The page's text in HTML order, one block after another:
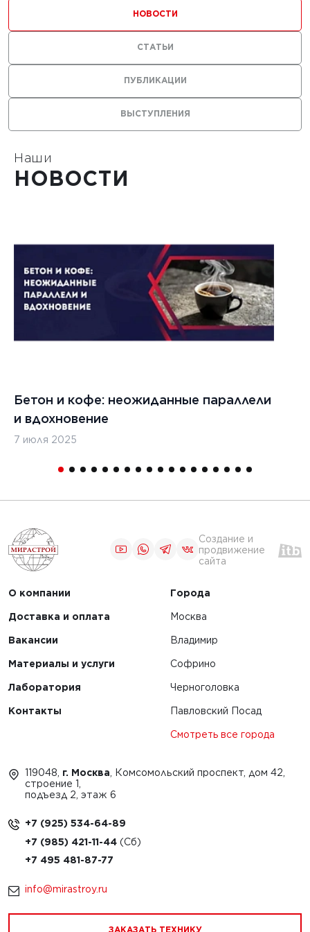
с
ВЫСТУПЛЕНИЯ
ПУБЛИКАЦИИ
НОВОСТИ
СТАТЬИ
Наши
НОВОСТИ
Бетон и кофе: неожиданные параллели
и вдохновение
7 июля 2025
Создание и
продвижение
сайта
О компании
Доставка и оплата
Вакансии
Материалы и услуги
Лаборатория
Контакты
Города
Москва
Владимир
Софрино
Черноголовка
Павловский Посад
Смотреть все города
119048, г. Москва , Комсомольский проспект, дом 42,
строение 1,
подъезд 2, этаж 6
+7 (925) 534-64-89
+7 (985) 421-11-44
+7 495 481-87-77
info@mirastroy.ru
ЗАКАЗАТЬ ТЕХНИКУ